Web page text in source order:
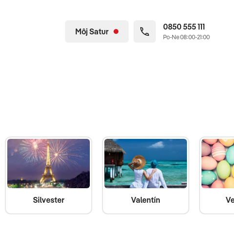
Môj Satur 0850 555 111
Po-Ne 08:00-21:00
Silvester Valentín